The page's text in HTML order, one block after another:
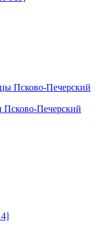
Псково-Печерский